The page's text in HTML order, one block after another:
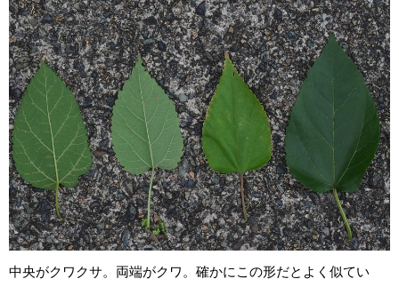
中央がクワクサ。両端がクワ。確かにこの形だとよく似てい